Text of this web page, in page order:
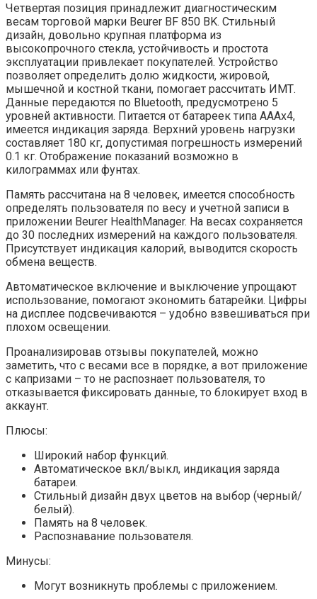
Четвертая позиция принадлежит диагностическим
весам торговой марки Beurer BF 850 BK. Стильный
дизайн, довольно крупная платформа из
высокопрочного стекла, устойчивость и простота
эксплуатации привлекает покупателей. Устройство
позволяет определить долю жидкости, жировой,
мышечной и костной ткани, помогает рассчитать ИМТ.
Данные передаются по Bluetooth, предусмотрено 5
уровней активности. Питается от батареек типа AAAx4,
имеется индикация заряда. Верхний уровень нагрузки
составляет 180 кг, допустимая погрешность измерений
0.1 кг. Отображение показаний возможно в
килограммах или фунтах.
Память рассчитана на 8 человек, имеется способность
определять пользователя по весу и учетной записи в
приложении Beurer HealthManager. На весах сохраняется
до 30 последних измерений на каждого пользователя.
Присутствует индикация калорий, выводится скорость
обмена веществ.
Автоматическое включение и выключение упрощают
использование, помогают экономить батарейки. Цифры
на дисплее подсвечиваются – удобно взвешиваться при
плохом освещении.
Проанализировав отзывы покупателей, можно
заметить, что с весами все в порядке, а вот приложение
с капризами – то не распознает пользователя, то
отказывается фиксировать данные, то блокирует вход в
аккаунт.
Плюсы:
Широкий набор функций.
Автоматическое вкл/выкл, индикация заряда
батареи.
Стильный дизайн двух цветов на выбор (черный/
белый).
Память на 8 человек.
Распознавание пользователя.
Минусы:
Могут возникнуть проблемы с приложением.